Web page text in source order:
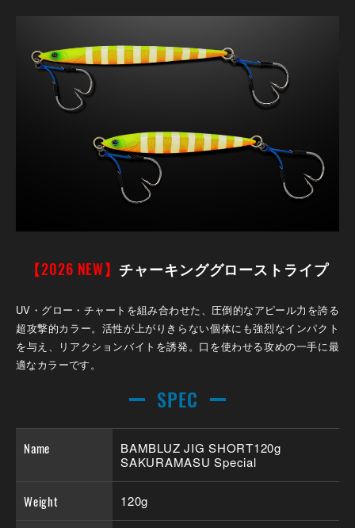
【2026 NEW】 チャーキンググローストライプ
UV・グロー・チャートを組み合わせた、圧倒的なアピール力を誇る
超攻撃的カラー。活性が上がりきらない個体にも強烈なインパクト
を与え、リアクションバイトを誘発。口を使わせる攻めの一手に最
適なカラーです。
SPEC
Name
BAMBLUZ JIG SHORT120g
SAKURAMASU Special
Weight 120g